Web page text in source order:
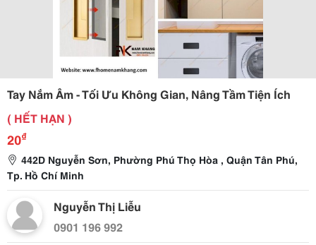
Tay Nắm Âm - Tối Ưu Không Gian, Nâng Tầm Tiện Ích
( HẾT HẠN )
20₫
442D Nguyễn Sơn, Phường Phú Thọ Hòa , Quận Tân Phú,
Tp. Hồ Chí Minh
Nguyễn Thị Liễu
0901 196 992